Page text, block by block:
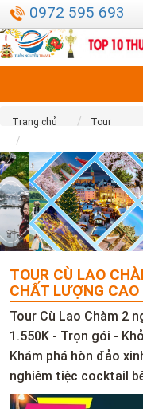
0972 595 693
Trang chủ Tour
Tour Cù Lao Chàm 2 Ngày
1.550K
TOUR CÙ LAO
CHẤT LƯỢNG
Tour Cù Lao Chàm 2
1.550K - Trọn gói -
Khám phá hòn đảo
nghiêm tiệc cocktail